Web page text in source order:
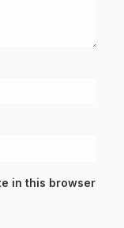
in this browser